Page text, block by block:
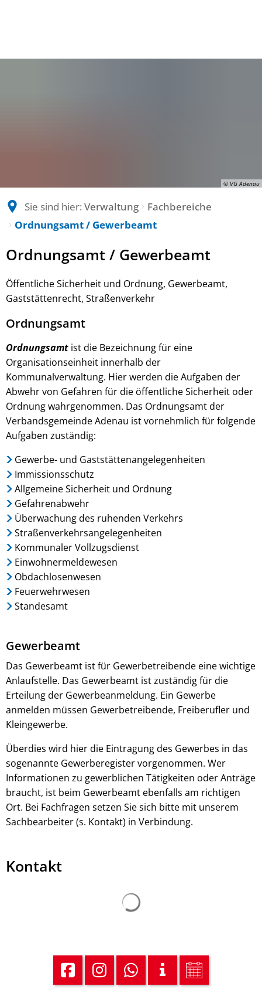
© VG Adenau
Sie sind hier: Verwaltung
Fachbereiche
Ordnungsamt / Gewerbeamt
Ordnungsamt
Gewerbeamt
Ordnungsamt / Gewerbeamt
Öffentliche Sicherheit und Ordnung, Gewerbeamt,
Gaststättenrecht, Straßenverkehr
Ordnungsamt
Ordnungsamt ist die Bezeichnung für eine
Organisationseinheit innerhalb der
Kommunalverwaltung. Hier werden die Aufgaben der
Abwehr von Gefahren für die öffentliche Sicherheit oder
Ordnung wahrgenommen. Das Ordnungsamt der
Verbandsgemeinde Adenau ist vornehmlich für folgende
Aufgaben zuständig:
Gewerbe- und Gaststättenangelegenheiten
Immissionsschutz
Allgemeine Sicherheit und Ordnung
Gefahrenabwehr
Überwachung des ruhenden Verkehrs
Straßenverkehrsangelegenheiten
Kommunaler Vollzugsdienst
Einwohnermeldewesen
Obdachlosenwesen
Feuerwehrwesen
Standesamt
Gewerbeamt
Das Gewerbeamt ist für Gewerbetreibende eine wichtige
Anlaufstelle. Das Gewerbeamt ist zuständig für die
Erteilung der Gewerbeanmeldung. Ein Gewerbe
anmelden müssen Gewerbetreibende, Freiberufler und
Kleingewerbe.
Überdies wird hier die Eintragung des Gewerbes in das
sogenannte Gewerberegister vorgenommen. Wer
Informationen zu gewerblichen Tätigkeiten oder Anträge
braucht, ist beim Gewerbeamt ebenfalls am richtigen
Ort. Bei Fachfragen setzen Sie sich bitte mit unserem
Sachbearbeiter (s. Kontakt) in Verbindung.
Kontakt